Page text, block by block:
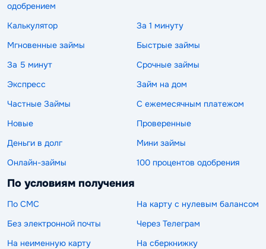
одобрением
Калькулятор
За 1 минуту
Мгновенные займы
Быстрые займы
За 5 минут
Срочные займы
Экспресс
Займ на дом
Частные Займы
С ежемесячным платежом
Новые
Проверенные
Деньги в долг
Мини займы
Онлайн-займы
100 процентов одобрения
По условиям получения
По СМС
На карту с нулевым балансом
Без электронной почты
Через Телеграм
На неименную карту
На сберкнижку